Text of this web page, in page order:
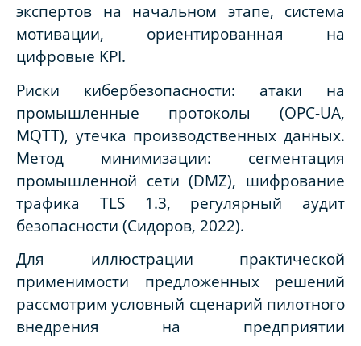
экспертов на начальном этапе, система
мотивации, ориентированная на
цифровые KPI.
Риски кибербезопасности: атаки на
промышленные протоколы (OPC-UA,
MQTT), утечка производственных данных.
Метод минимизации: сегментация
промышленной сети (DMZ), шифрование
трафика TLS 1.3, регулярный аудит
безопасности (Сидоров, 2022).
Для иллюстрации практической
применимости предложенных решений
рассмотрим условный сценарий пилотного
внедрения на предприятии